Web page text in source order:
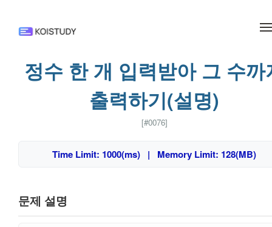
정수 한 개 입력받아 그 수까
출력하기(설명)
[#0076]
Time Limit: 1000(ms) | Memory Limit: 128(MB)
문제 설명